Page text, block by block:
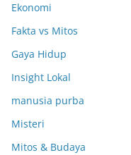
Ekonomi
Fakta vs Mitos
Gaya Hidup
Insight Lokal
manusia purba
Misteri
Mitos & Budaya